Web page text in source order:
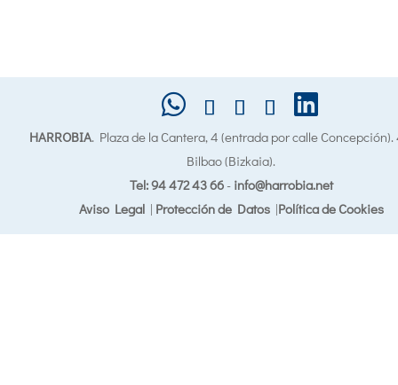
HARROBIA. Plaza de la Cantera, 4 (entrada por calle
Bilbao (Bizkaia).
Tel: 94 472 43 66- info@harrobia.net
Aviso Legal| Protección de Datos|Política de Cookies